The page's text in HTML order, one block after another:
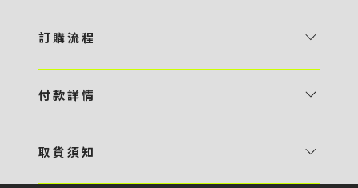
訂 購 流 程
預 約 〉，參看官網上的商品目錄和作品照片去選擇心儀的款式，同時可
報價 貴客可透過電郵方式或 WhatsApp 平台提交定製資料，4AM 團
付 款 詳 情
・ Payme ・ 現金機入數 ・ 銀行櫃檯入數 ・ ATM自動櫃員機轉帳 ・
取 貨 須 知